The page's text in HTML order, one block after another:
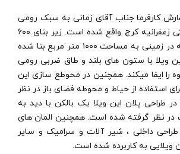
کارفرما جناب آقای زمانی به سبک رومی
در داخل بافت شهرکی زعفرانیه کرج واقع شده است. زیر بنای ۶۰۰
متر مربع در ۳ طبقه در زمینی به مساحت ۱۰۰۰ متر مربع بنا شده
ویلا با ستون های بلند و طاق ضربی رومی
را ایفا میکند. همچنین در محوطع سازی این
استفاده از حیاط و محوطه فضای باز در نظر
طراحی پلان این ویلا یک بالکن با دید به
در نظر گرفته شده است. همچنین المان های
داخلی ، شیر آلات و سرامیک و سایر
ویلایی به کاربرده شده است.